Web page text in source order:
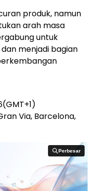
produk, namun
arah masa
untuk
menjadi bagian
Via, Barcelona,
Perbesar
Perbesar